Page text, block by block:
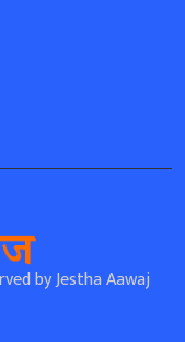
byJestha Aawaj